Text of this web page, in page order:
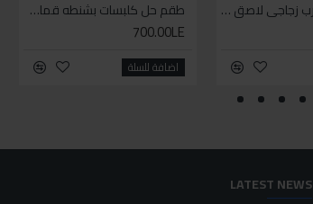
سيكا مانع تسرب زجاجي لاصق اسود 600 مل سيليكون متعدد الاستخدام
70.00LE
اضافة للسلة
سيكا مانع تسرب زجاجي لاصق اسود 600 مل طقم حل كلبسات بشنطه قماش ١٩ قطعه للخدمات الشاقه
700.00LE
اضافة للسلة
LATEST NEWS